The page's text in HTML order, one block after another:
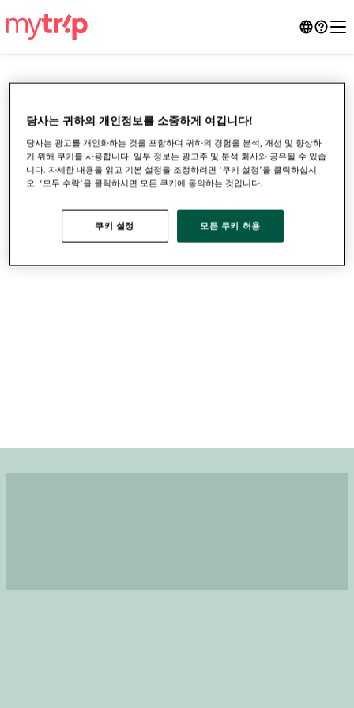
●●●
당사는 귀하의 개인정보를 소중하게 여깁니다!
당사는 광고를 개인화하는 것을 포함하여 귀하의 경험을 분석, 개선 및 향상하
기 위해 쿠키를 사용합니다. 일부 정보는 광고주 및 분석 회사와 공유될 수 있습
니다. 자세한 내용을 읽고 기본 설정을 조정하려면 ‘쿠키 설정’을 클릭하십시
오. ‘모두 수락’을 클릭하시면 모든 쿠키에 동의하는 것입니다.
쿠키 설정 모든 쿠키 허용